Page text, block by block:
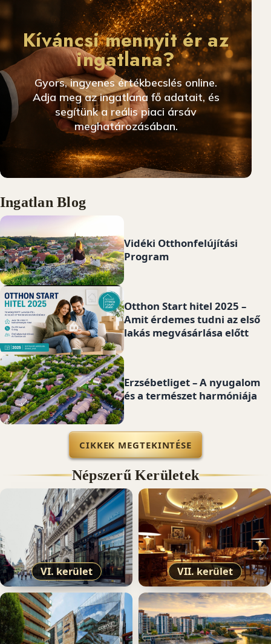
Kíváncsi mennyit ér az
ingatlana?
Gyors, ingyenes értékbecslés online.
Adja meg az ingatlana fő adatait, és
segítünk a reális piaci ársáv
meghatározásában.
ÉRTÉKBECSLÉS INDÍTÁSA
Ingatlan Blog és Népszerű Kerületek
Ingatlan Blog
Vidéki Otthonfelújítási
Program
Otthon Start hitel 2025 –
Amit érdemes tudni az első
lakás megvásárlása előtt
Erzsébetliget – A nyugalom
és a természet harmóniája
CIKKEK MEGTEKINTÉSE
Népszerű Kerületek
VI. kerület VII. kerület